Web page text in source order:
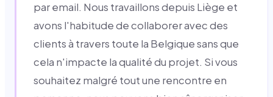
par email. Nous travaillons depuis Liège et
avons l'habitude de collaborer avec des
clients à travers toute la Belgique sans que
cela n'impacte la qualité du projet. Si vous
souhaitez malgré tout une rencontre en